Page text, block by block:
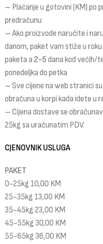
– Plaćanje u gotovini (KM) po
predračunu
– Ako proizvode naručite i
danom, paket vam stiže u roku
paketa a 2-5 dana kod većih/
ponedeljka do petka
– Sve cijene na web stranici
obračuna u korpi kada idete u
– Cijena dostave se
25kg sa uračunatim PDV.
CJENOVNIK USLUGA
PAKET
0-25kg 10,00 KM
25-35kg 13,00 KM
35-45kg 23,00 KM
45-55kg 30,00 KM
55-65kg 36,00 KM